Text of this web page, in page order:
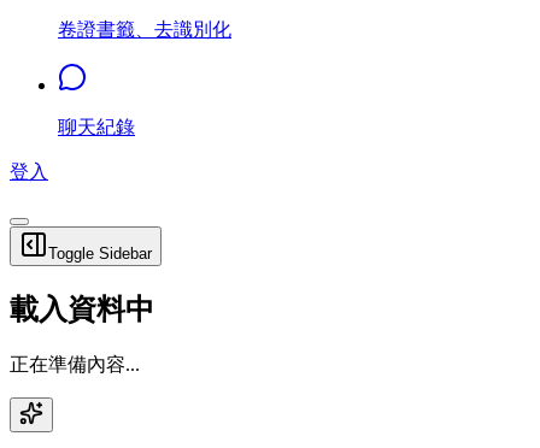
卷證書籤、去識別化
聊天紀錄
登入
Toggle Sidebar
載入資料中
正在準備內容...